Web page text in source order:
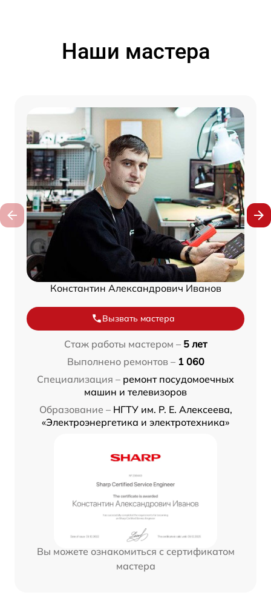
Наши мастера
Константин Александрович Иванов
Вызвать мастера
Стаж работы мастером – 5 лет
Выполнено ремонтов – 1 060
Специализация – ремонт посудомоечных
машин и телевизоров
Образование – НГТУ им. Р. Е. Алексеева,
«Электроэнергетика и электротехника»
Вы можете ознакомиться с сертификатом
мастера